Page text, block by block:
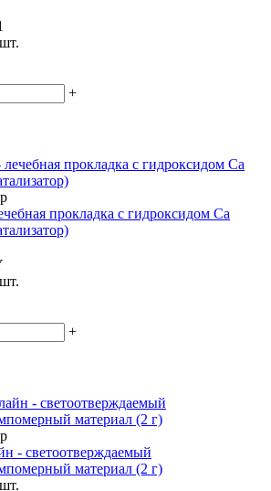
+
прокладка с гидроксидом Са
+
- светоотверждаемый
материал (2 г)